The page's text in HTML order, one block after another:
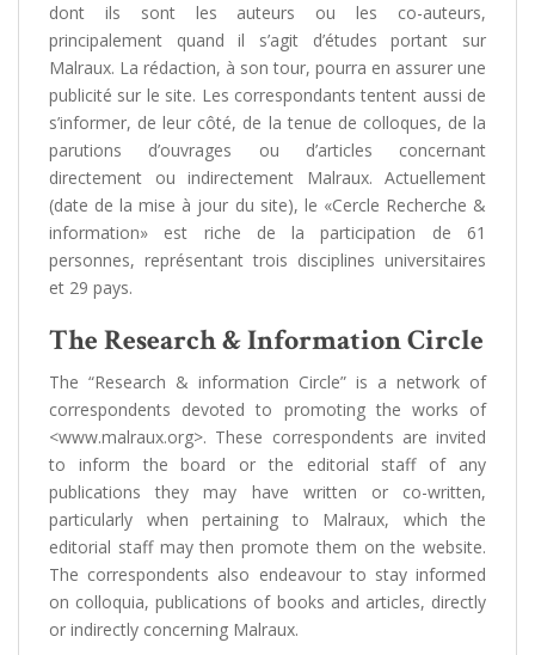
dont ils sont les auteurs ou les co-auteurs,
principalement quand il s’agit d’études portant sur
Malraux. La rédaction, à son tour, pourra en assurer une
publicité sur le site. Les correspondants tentent aussi de
s’informer, de leur côté, de la tenue de colloques, de la
parutions d’ouvrages ou d’articles concernant
directement ou indirectement Malraux. Actuellement
(date de la mise à jour du site), le «Cercle Recherche &
information» est riche de la participation de 61
personnes, représentant trois disciplines universitaires
et 29 pays.
The Research & Information Circle
The “Research & information Circle” is a network of
correspondents devoted to promoting the works of
<www.malraux.org>. These correspondents are invited
to inform the board or the editorial staff of any
publications they may have written or co-written,
particularly when pertaining to Malraux, which the
editorial staff may then promote them on the website.
The correspondents also endeavour to stay informed
on colloquia, publications of books and articles, directly
or indirectly concerning Malraux.